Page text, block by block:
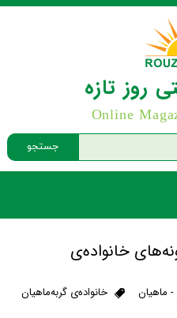
جستجو
روز تازه
Online
خانواده‌ی
- ماهیان
خانواده‌ی گربه‌ماهیان